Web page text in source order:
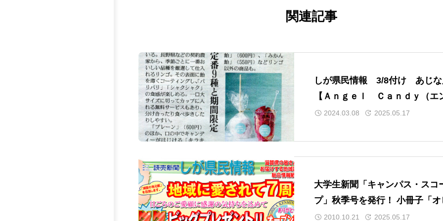
関連記事
しが県民情報 3/8付け あじ
【Ａｎｇｅｌ Ｃａｎｄｙ（エ
ェル キャンディ）（大津市）】
2024.03.08 2025.05.17
大学生新聞「キャンパス・スコ
プ」秋季号を発行！ 小冊子「オ
オンＮｏ．３３」プレゼント
2010.10.21 2025.05.17